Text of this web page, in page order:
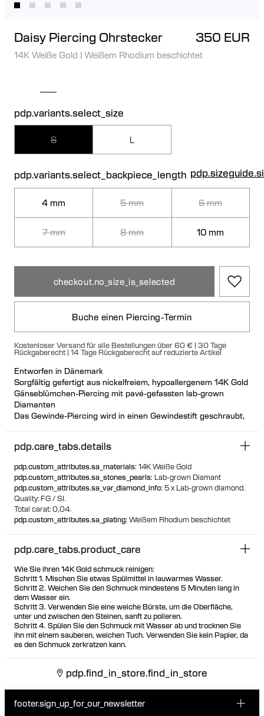
Daisy Piercing Ohrstecker 350 EUR
14K Weiße Gold | Weißem Rhodium beschichtet
pdp.variants.select_size
S L
pdp.variants.select_backpiece_length
4 mm 5 mm 6 mm
7 mm 8 mm 10 mm
checkout.no_size_is_selected
Buche einen Piercing-Termin
Kostenloser Versand für alle Bestellungen über 60 € | 30 Tage
Rückgaberecht | 14 Tage Rückgaberecht auf reduzierte Artikel
Entworfen in Dänemark
Sorgfältig gefertigt aus nickelfreiem, hypoallergenem 14K Gold
Gänseblümchen-Piercing mit pavé-gefassten lab-grown
Diamanten
Das Gewinde-Piercing wird in einen Gewindestift geschraubt,
Scheibe
diesem Design piercen zu lassen
Geeignet für die meisten Ohrpiercing-Positionen
100% recyceltes Gold
pdp.care_tabs.details
pdp.custom_attributes.sa_materials: 14K Weiße Gold
pdp.custom_attributes.sa_stones_pearls: Lab-grown Diamant
pdp.custom_attributes.sa_var_diamond_info: 5 x Lab-grown diamond.
Quality: FG / SI.
Total carat: 0,04.
pdp.custom_attributes.sa_plating: Weißem Rhodium beschichtet
pdp.care_tabs.product_care
Wie Sie ihren 14K Gold schmuck reinigen:
Schritt 1. Mischen Sie etwas Spülmittel in lauwarmes Wasser.
Schritt 2. Weichen Sie den Schmuck mindestens 5 Minuten lang in
dem Wasser ein.
Schritt 3. Verwenden Sie eine weiche Bürste, um die Oberfläche,
unter und zwischen den Steinen, sanft zu polieren.
Schritt 4. Spülen Sie den Schmuck mit Wasser ab und trocknen Sie
ihn mit einem sauberen, weichen Tuch. Verwenden Sie kein Papier, da
es den Schmuck zerkratzen kann.
pdp.find_in_store.find_in_store
footer.sign_up_for_our_newsletter